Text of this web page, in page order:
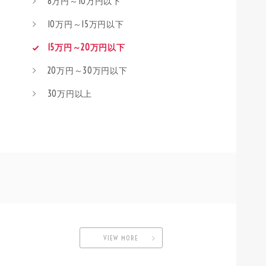
10万円～15万円以下
15万円～20万円以下
20万円～30万円以下
30万円以上
VIEW MORE